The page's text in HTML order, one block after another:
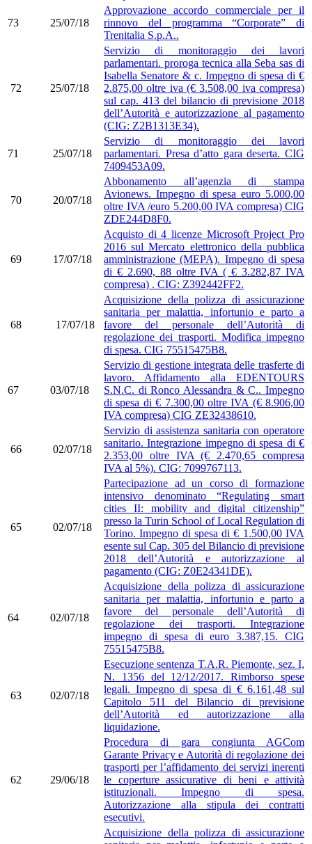
73 25/07/18
Approvazione accordo commerciale per il
rinnovo del programma “Corporate” di
Trenitalia S.p.A..
72 25/07/18
Servizio di monitoraggio dei lavori
parlamentari. proroga tecnica alla Seba sas di
Isabella Senatore & c. Impegno di spesa di €
2.875,00 oltre iva (€ 3.508,00 iva compresa)
sul cap. 413 del bilancio di previsione 2018
dell’Autorità e autorizzazione al pagamento
(CIG: Z2B1313E34).
71 25/07/18
Servizio di monitoraggio dei lavori
parlamentari. Presa d’atto gara deserta. CIG
7409453A09.
70 20/07/18
Abbonamento all’agenzia di stampa
Avionews. Impegno di spesa euro 5.000,00
oltre IVA /euro 5.200,00 IVA compresa) CIG
ZDE244D8F0.
69 17/07/18
Acquisto di 4 licenze Microsoft Project Pro
2016 sul Mercato elettronico della pubblica
amministrazione (MEPA). Impegno di spesa
di € 2.690, 88 oltre IVA ( € 3.282,87 IVA
compresa) . CIG: Z392442FF2.
68 17/07/18
Acquisizione della polizza di assicurazione
sanitaria per malattia, infortunio e parto a
favore del personale dell’Autorità di
regolazione dei trasporti. Modifica impegno
di spesa. CIG 75515475B8.
67 03/07/18
Servizio di gestione integrata delle trasferte di
lavoro. Affidamento alla EDENTOURS
S.N.C. di Ronco Alessandra & C.. Impegno
di spesa di € 7.300,00 oltre IVA (€ 8.906,00
IVA compresa) CIG ZE32438610.
66 02/07/18
Servizio di assistenza sanitaria con operatore
sanitario. Integrazione impegno di spesa di €
2.353,00 oltre IVA (€ 2.470,65 compresa
IVA al 5%). CIG: 7099767113.
65 02/07/18
Partecipazione ad un corso di formazione
intensivo denominato “Regulating smart
cities II: mobility and digital citizenship”
presso la Turin School of Local Regulation di
Torino. Impegno di spesa di € 1.500,00 IVA
esente sul Cap. 305 del Bilancio di previsione
2018 dell’Autorità e autorizzazione al
pagamento (CIG: Z0E24341DE).
64 02/07/18
Acquisizione della polizza di assicurazione
sanitaria per malattia, infortunio e parto a
favore del personale dell’Autorità di
regolazione dei trasporti. Integrazione
impegno di spesa di euro 3.387,15. CIG
75515475B8.
63 02/07/18
Esecuzione sentenza T.A.R. Piemonte, sez. I,
N. 1356 del 12/12/2017. Rimborso spese
legali. Impegno di spesa di € 6.161,48 sul
Capitolo 511 del Bilancio di previsione
dell’Autorità ed autorizzazione alla
liquidazione.
62 29/06/18
Procedura di gara congiunta AGCom
Garante Privacy e Autorità di regolazione dei
trasporti per l’affidamento dei servizi inerenti
le coperture assicurative di beni e attività
istituzionali. Impegno di spesa.
Autorizzazione alla stipula dei contratti
esecutivi.
Acquisizione della polizza di assicurazione